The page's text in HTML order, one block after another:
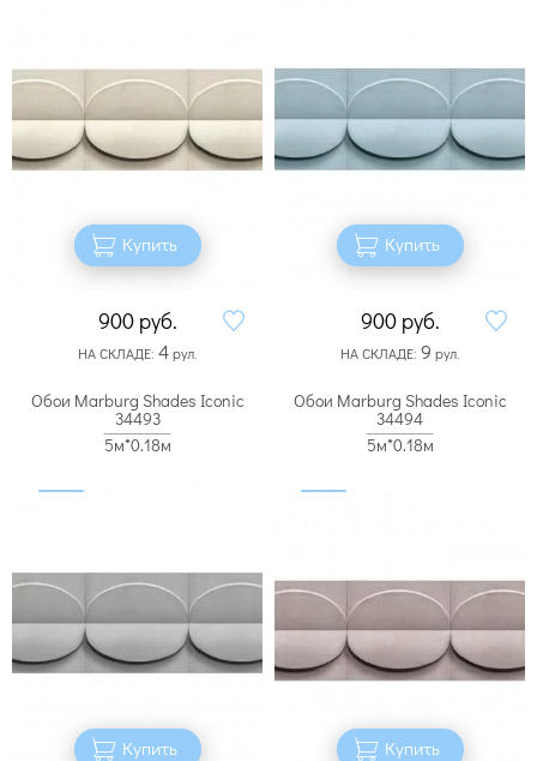
Купить
900 руб.
НА СКЛАДЕ: 4рул.
Купить
900 руб.
НА СКЛАДЕ: 9 рул.
Обои Marburg Shades Iconic
34493
5м*0.18м
Купить
Обои Marburg Shades Iconic
34494
5м*0.18м
Купить